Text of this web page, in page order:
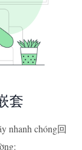
套
nhanh chóng回